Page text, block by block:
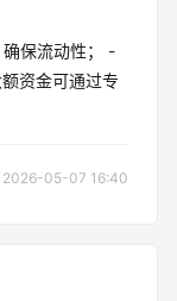
保流动性； -
资金可通过专
2026-05-07 16:40